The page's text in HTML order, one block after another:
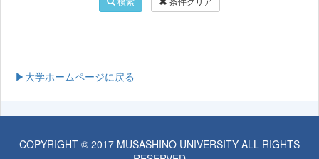
▶大学ホームページに戻る
COPYRIGHT © 2017 MUSASHINO UNIVERSITY ALL RIGHTS